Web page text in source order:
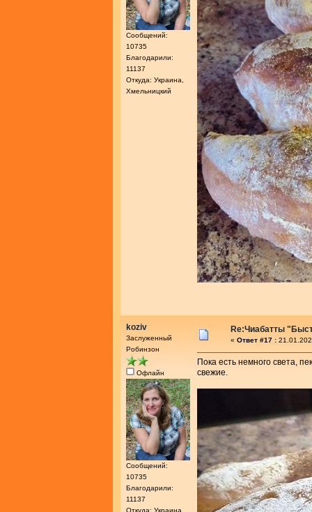
Сообщений:
10735
Благодарили:
11137
Откуда: Украина,
Хмельницкий
koziv
Заслуженный
Робинзон
Офлайн
Сообщений:
10735
Благодарили:
11137
Откуда: Украина,
Re:Чиабатты
« Ответ #17 :
Пока есть немного света,
свежие.